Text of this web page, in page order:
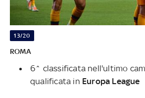
13/20
ROMA
6^ classificata nell'ultimo
qualificata in Europa League